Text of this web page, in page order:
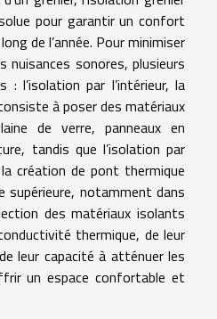
pour garantir un confort
de l’année. Pour minimiser
sonores, plusieurs
l’isolation par l’intérieur, la
à poser des matériaux
de verre, panneaux en
tandis que l’isolation par
création de pont thermique
supérieure, notamment dans
des matériaux isolants
thermique, de leur
leur capacité à atténuer les
un espace confortable et